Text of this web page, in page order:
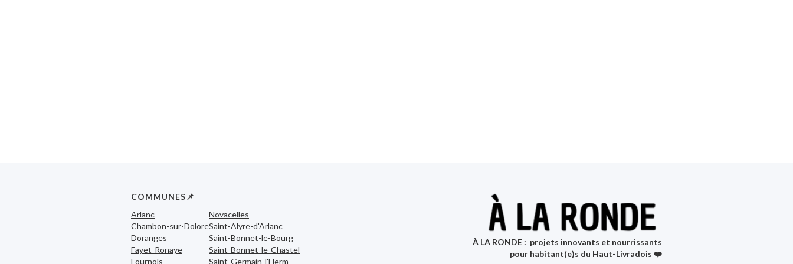
COMMUNES📌
Arlanc
Chambon-sur-Dolore
Doranges
Fayet-Ronaye
Fournols
Novacelles
Saint-Alyre-d'Arlanc
Saint-Bonnet-le-Bourg
Saint-Bonnet-le-Chastel
Saint-Germain-l'Herm
À LA RONDE : projets innovants et nourrissants
pour habitant(e)s du Haut-Livradois ❤️